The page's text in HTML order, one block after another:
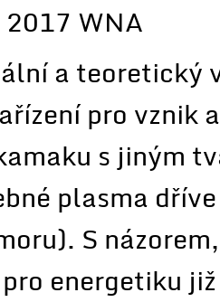
WNA
a teoretický
pro vznik
s jiným
plasma
S
energetiku